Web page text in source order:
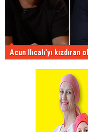
Acun Ilıcalı'yı kızdıran